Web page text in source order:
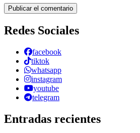
Redes Sociales
facebook
tiktok
whatsapp
instagram
youtube
telegram
Entradas recientes